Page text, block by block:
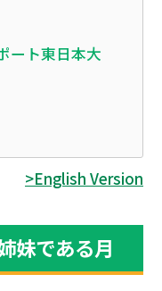
ート東日本大
>English Version
妹である月